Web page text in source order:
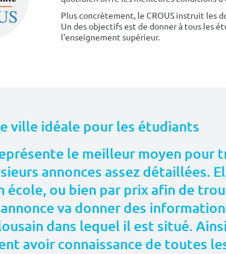
Plus concrètement, le CROUS instruit les
Un des objectifs est de donner à tous les
l'enseignement supérieur.
ville idéale pour les étudiants
le meilleur moyen pour
annonces assez détaillées.
école, ou bien par prix afin de
va donner des
dans lequel il est situé.
avoir connaissance de toutes